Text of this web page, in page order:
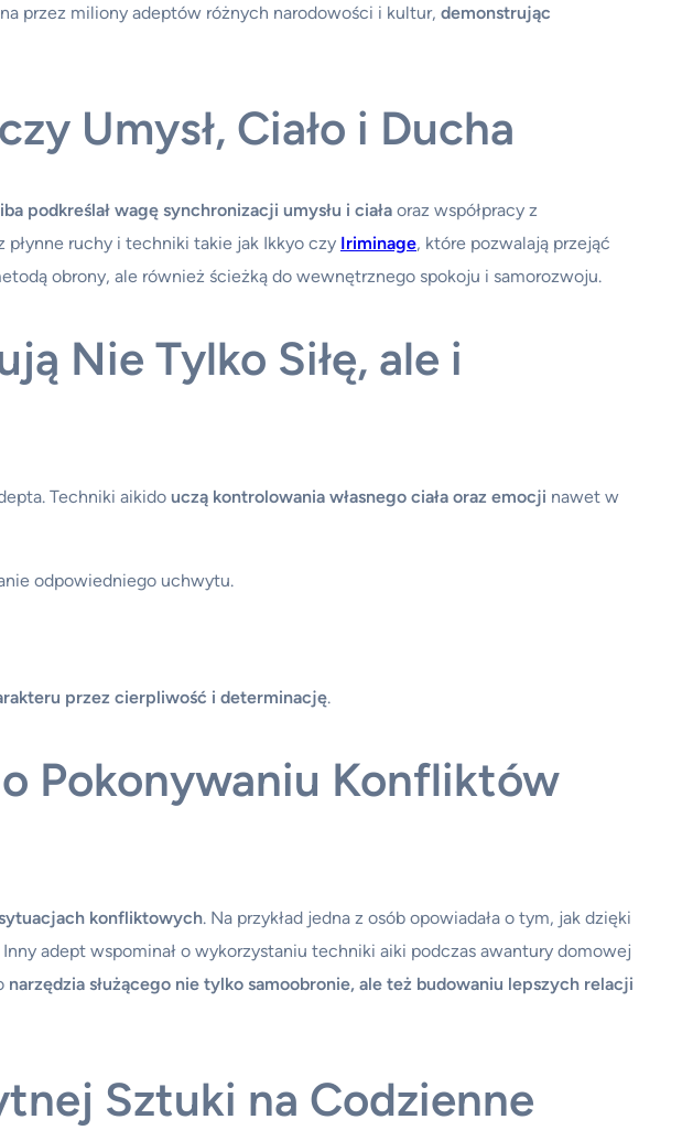
przez miliony adeptów różnych narodowości i kultur, demonstrując
Umysł, Ciało i Ducha
podkreślał wagę synchronizacji umysłu i ciała oraz współpracy z
płynne ruchy i techniki takie jak Ikkyo czy Iriminage, które pozwalają przejąć
obrony, ale również ścieżką do wewnętrznego spokoju i samorozwoju.
Nie Tylko Siłę, ale i
Techniki aikido uczą kontrolowania własnego ciała oraz emocji nawet w
odpowiedniego uchwytu.
przez cierpliwość i determinację.
Pokonywaniu Konfliktów
konfliktowych. Na przykład jedna z osób opowiadała o tym, jak dzięki
adept wspominał o wykorzystaniu techniki aiki podczas awantury domowej
narzędzia służącego nie tylko samoobronie, ale też budowaniu lepszych relacji
Sztuki na Codzienne